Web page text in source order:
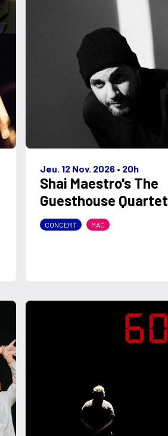
Jeu. 12 Nov. 2026 • 20h
Shai Maestro's The
Guesthouse Quartet
CONCERT MAC